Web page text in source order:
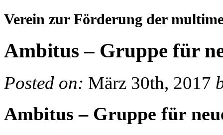
Verein zur Förderung der
Ambitus – Gruppe für
Posted on: März 30th, 2017
Ambitus – Gruppe für